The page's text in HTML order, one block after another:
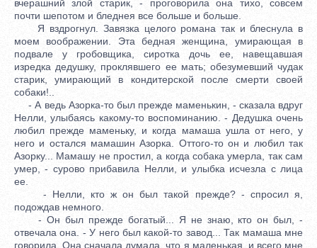
вчерашний злой старик, - проговорила она тихо, совсем
почти шепотом и бледнея все больше и больше.
Я вздрогнул. Завязка целого романа так и блеснула в
моем воображении. Эта бедная женщина, умирающая в
подвале у гробовщика, сиротка дочь ее, навещавшая
изредка дедушку, проклявшего ее мать; обезумевший чудак
старик, умирающий в кондитерской после смерти своей
собаки!..
- А ведь Азорка-то был прежде маменькин, - сказала вдруг
Нелли, улыбаясь какому-то воспоминанию. - Дедушка очень
любил прежде маменьку, и когда мамаша ушла от него, у
него и остался мамашин Азорка. Оттого-то он и любил так
Азорку... Мамашу не простил, а когда собака умерла, так сам
умер, - сурово прибавила Нелли, и улыбка исчезла с лица
ее.
- Нелли, кто ж он был такой прежде? - спросил я,
подождав немного.
- Он был прежде богатый... Я не знаю, кто он был, -
отвечала она. - У него был какой-то завод... Так мамаша мне
говорила. Она сначала думала, что я маленькая, и всего мне